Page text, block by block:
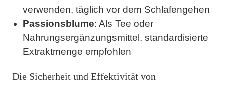
verwenden, täglich vor dem Schlafengehen
Passionsblume: Als Tee oder
Nahrungsergänzungsmittel, standardisierte
Extraktmenge empfohlen
Die Sicherheit und Effektivität von